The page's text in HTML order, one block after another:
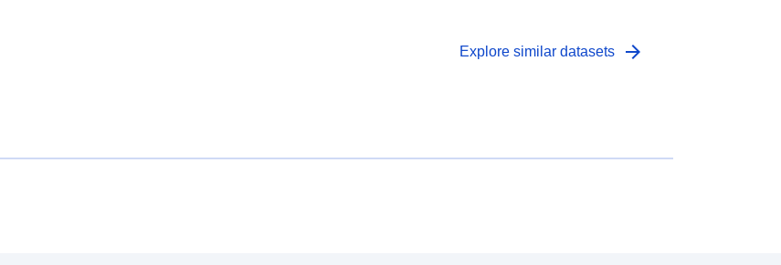
Explore similar datasets arrow_forward